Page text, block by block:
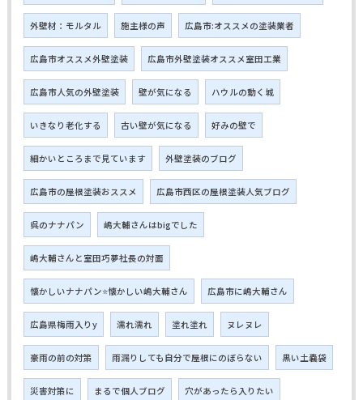
外壁材：モルタル 施主様の声 広島市:オススメの塗装業者
広島市オススメ外壁塗装 広島市外壁塗装オススメ室田工業
広島市人気の外壁塗装 壁が気になる ハウルの動く城
いきなり老化する 古い壁が気になる 好みの壁で
細かいところまで見ています 外壁塗装のブログ
広島市の屋根塗装おススメ 広島市西区の屋根塗装人気ブログ
呉のナナパン 嶋大輔さんはbigでした
嶋大輔さんと室田巧夢社長の対面
懐かしいナナパン⭐懐かしい嶋大輔さん 広島市に嶋大輔さん
広島県梅雨入りy 濡れ濡れ 塗れ塗れ ヌレヌレ
豪雨の前の対策 雨漏りしても自分で屋根にのぼらない 黒い土嚢袋
災害対策に まるで個人ブログ 穴があったら入りたい